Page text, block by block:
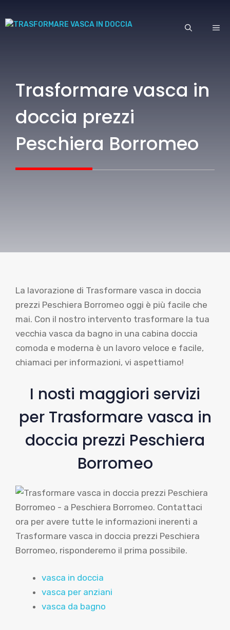
al
Trasformare vasca in
doccia prezzi
Peschiera Borromeo
La lavorazione di Trasformare vasca in doccia
prezzi Peschiera Borromeo oggi è più facile che
mai. Con il nostro intervento trasformare la tua
vecchia vasca da bagno in una cabina doccia
comoda e moderna è un lavoro veloce e facile,
chiamaci per informazioni, vi aspettiamo!
I nosti maggiori servizi
per Trasformare vasca in
doccia prezzi Peschiera
Borromeo
vasca in doccia
vasca per anziani
vasca da bagno